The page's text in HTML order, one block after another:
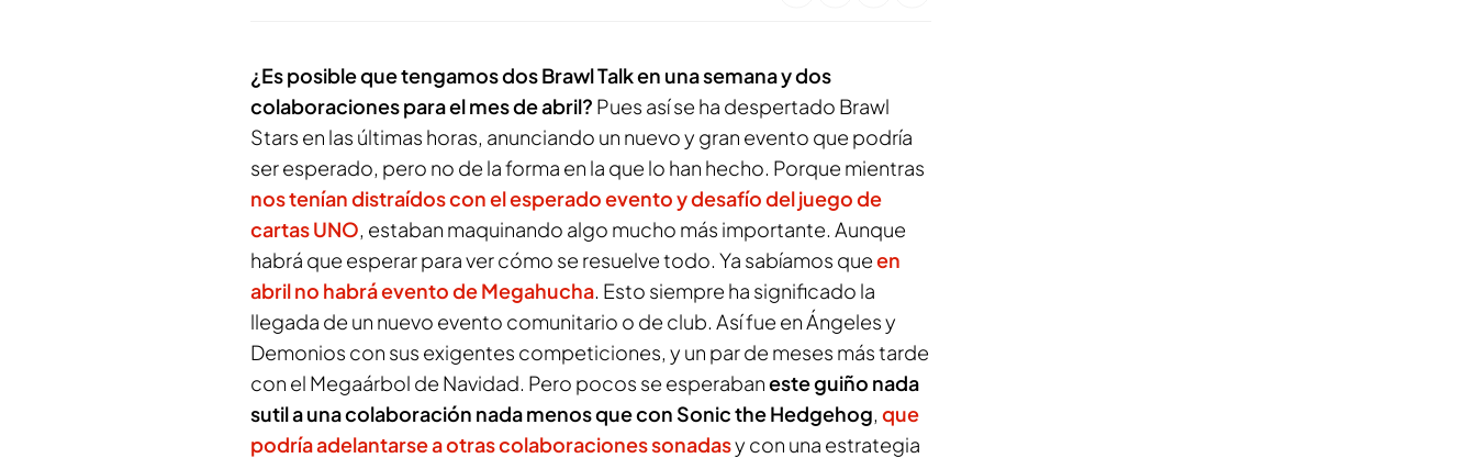
¿Es posible que tengamos dos Brawl Talk en una semana y dos
colaboraciones para el mes de abril? Pues así se ha despertado Brawl
Stars en las últimas horas, anunciando un nuevo y gran evento que podría
ser esperado, pero no de la forma en la que lo han hecho. Porque mientras
nos tenían distraídos con el esperado evento y desafío del juego de
cartas UNO, estaban maquinando algo mucho más importante. Aunque
habrá que esperar para ver cómo se resuelve todo. Ya sabíamos queen
abril no habrá evento de Megahucha. Esto siempre ha significado la
llegada de un nuevo evento comunitario o de club. Así fue en Ángeles y
Demonios con sus exigentes competiciones, y un par de meses más tarde
con el Megaárbol de Navidad. Pero pocos se esperabaneste guiño nada
sutil a una colaboración nada menos que con Sonic the Hedgehog, que
podría adelantarse a otras colaboraciones sonadasy con una estrategia